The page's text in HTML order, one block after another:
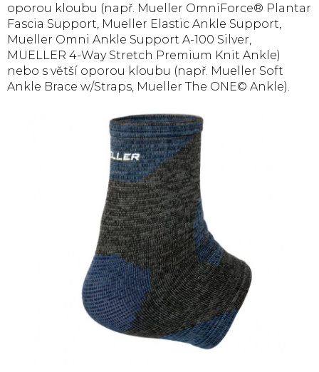
oporou kloubu (např. Mueller OmniForce® Plantar
Fascia Support, Mueller Elastic Ankle Support,
Mueller Omni Ankle Support A-100 Silver,
MUELLER 4-Way Stretch Premium Knit Ankle)
nebo s větší oporou kloubu (např. Mueller Soft
Ankle Brace w/Straps, Mueller The ONE© Ankle).